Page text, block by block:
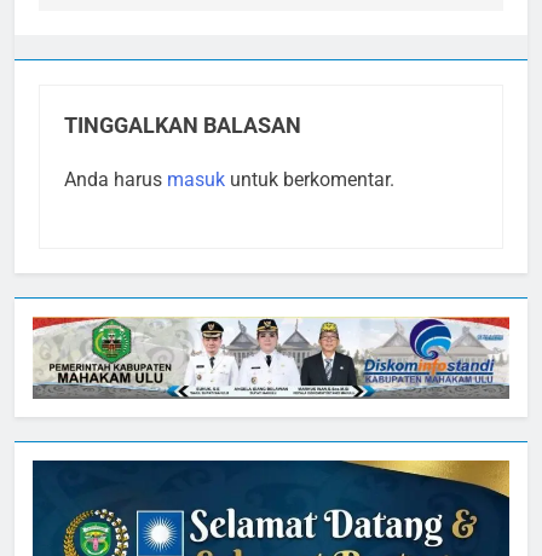
TINGGALKAN BALASAN
Anda harus masuk untuk berkomentar.